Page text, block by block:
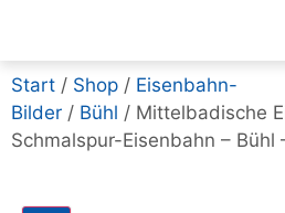
Start / Shop / Eisenbahn-
Bilder / Bühl / Mittelbadische
Schmalspur-Eisenbahn – Bühl